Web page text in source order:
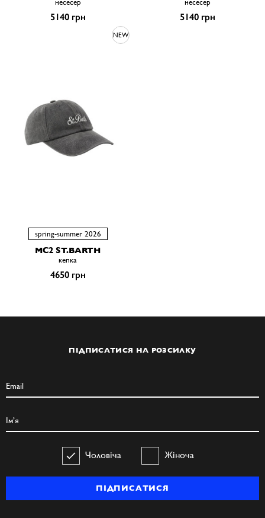
несесер
5140 грн
несесер
5140 грн
NEW
spring-summer 2026
MC2 ST.BARTH
кепка
4650 грн
ПІДПИСАТИСЯ НА РОЗСИЛКУ
Чоловіча Жіноча
ПІДПИСАТИСЯ